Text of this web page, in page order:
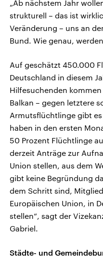
„Ab nächstem Jahr
strukturell – das ist
Veränderung – uns an
Bund. Wie genau,
Auf geschätzt 450.000
Deutschland in diesem
Hilfesuchenden
Balkan – gegen letztere
Armutsflüchtlinge gibt
haben in den ersten
50 Prozent Flüchtlinge
derzeit Anträge zur
Union stellen, aus dem
gibt keine Begründung
dem Schritt sind,
Europäischen Union, in
stellen“, sagt der
Gabriel.
Städte- und